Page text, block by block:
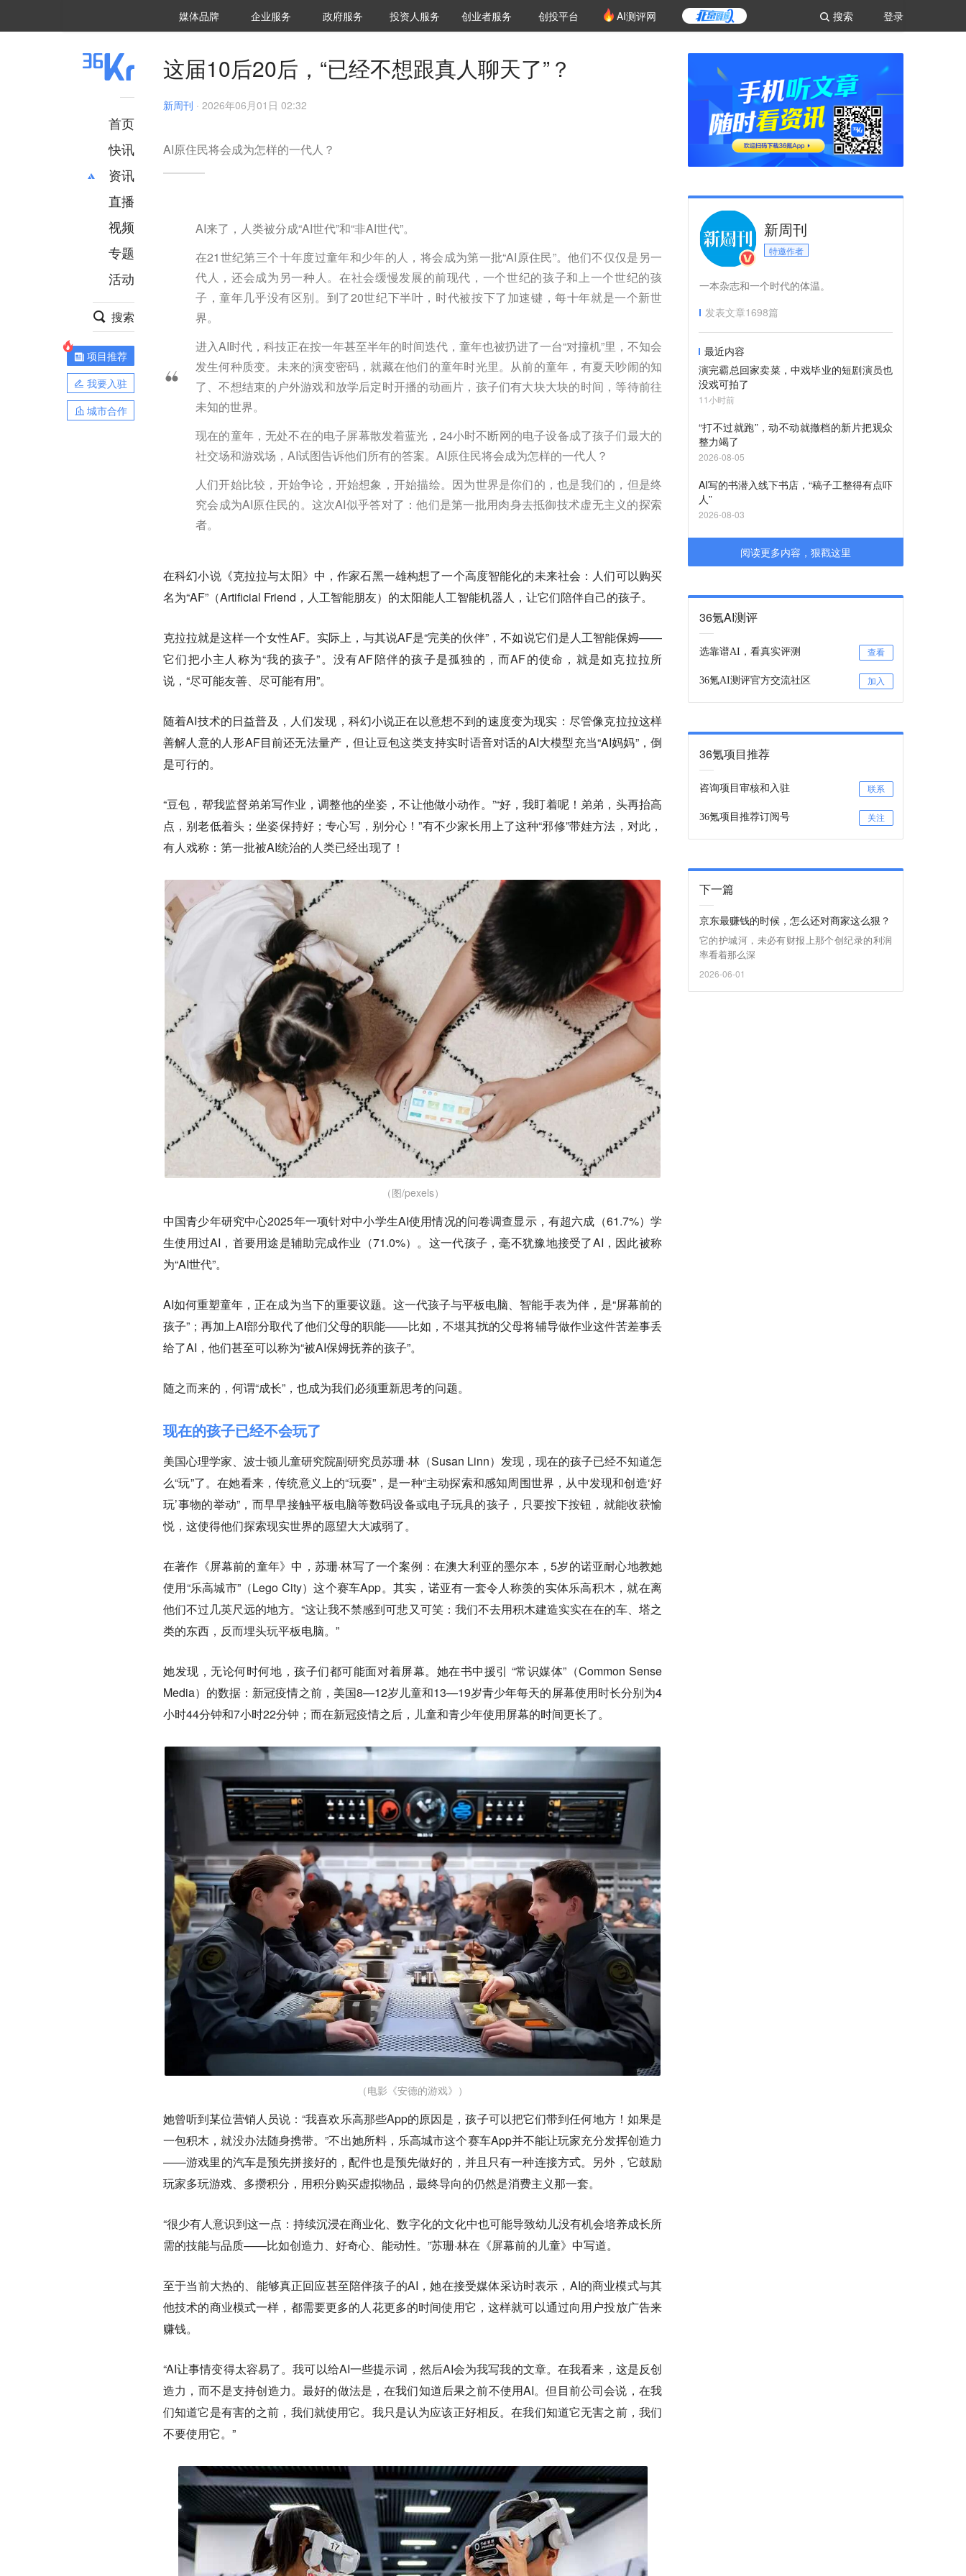
登录
搜索
媒体品牌 36Kr研究院
企业服务 城市之窗
政府服务 VClub投资机构库
投资机构职位推介
投资人服务 创投氪堂
创业者服务 创投平台 AI测评网
首页
快讯
资讯
推荐
财经
项目推荐
安徽
直播
视频
专题
活动
搜索
项目推荐
我要入驻
城市合作
这届10后20后，“已经不想跟真人聊天了”？
新周刊 · 2026年06月01日 02:32
AI原住民将会成为怎样的一代人？
AI来了，人类被分成“AI世代”和“非AI世代”。
在21世纪第三个十年度过童年和少年的人，将会成为第一批“AI原住民”。他们不仅仅是另一
代人，还会成为另一种人。在社会缓慢发展的前现代，一个世纪的孩子和上一个世纪的孩
子，童年几乎没有区别。到了20世纪下半叶，时代被按下了加速键，每十年就是一个新世
界。
进入AI时代，科技正在按一年甚至半年的时间迭代，童年也被扔进了一台“对撞机”里，不知会
发生何种质变。未来的演变密码，就藏在他们的童年时光里。从前的童年，有夏天吵闹的知
了、不想结束的户外游戏和放学后定时开播的动画片，孩子们有大块大块的时间，等待前往
未知的世界。
现在的童年，无处不在的电子屏幕散发着蓝光，24小时不断网的电子设备成了孩子们最大的
社交场和游戏场，AI试图告诉他们所有的答案。AI原住民将会成为怎样的一代人？
人们开始比较，开始争论，开始想象，开始描绘。因为世界是你们的，也是我们的，但是终
究会成为AI原住民的。这次AI似乎答对了：他们是第一批用肉身去抵御技术虚无主义的探索
者。
在科幻小说《克拉拉与太阳》中，作家石黑一雄构想了一个高度智能化的未来社会：人们可以购买
名为“AF”（Artificial Friend，人工智能朋友）的太阳能人工智能机器人，让它们陪伴自己的孩子。
克拉拉就是这样一个女性AF。实际上，与其说AF是“完美的伙伴”，不如说它们是人工智能保姆——
它们把小主人称为“我的孩子”。没有AF陪伴的孩子是孤独的，而AF的使命，就是如克拉拉所
说，“尽可能友善、尽可能有用”。
随着AI技术的日益普及，人们发现，科幻小说正在以意想不到的速度变为现实：尽管像克拉拉这样
善解人意的人形AF目前还无法量产，但让豆包这类支持实时语音对话的AI大模型充当“AI妈妈”，倒
是可行的。
“豆包，帮我监督弟弟写作业，调整他的坐姿，不让他做小动作。”“好，我盯着呢！弟弟，头再抬高
点，别老低着头；坐姿保持好；专心写，别分心！”有不少家长用上了这种“邪修”带娃方法，对此，
有人戏称：第一批被AI统治的人类已经出现了！
（图/pexels）
中国青少年研究中心2025年一项针对中小学生AI使用情况的问卷调查显示，有超六成（61.7%）学
生使用过AI，首要用途是辅助完成作业（71.0%）。这一代孩子，毫不犹豫地接受了AI，因此被称
为“AI世代”。
AI如何重塑童年，正在成为当下的重要议题。这一代孩子与平板电脑、智能手表为伴，是“屏幕前的
孩子”；再加上AI部分取代了他们父母的职能——比如，不堪其扰的父母将辅导做作业这件苦差事丢
给了AI，他们甚至可以称为“被AI保姆抚养的孩子”。
随之而来的，何谓“成长”，也成为我们必须重新思考的问题。
现在的孩子已经不会玩了
美国心理学家、波士顿儿童研究院副研究员苏珊·林（Susan Linn）发现，现在的孩子已经不知道怎
么“玩”了。在她看来，传统意义上的“玩耍”，是一种“主动探索和感知周围世界，从中发现和创造‘好
玩’事物的举动”，而早早接触平板电脑等数码设备或电子玩具的孩子，只要按下按钮，就能收获愉
悦，这使得他们探索现实世界的愿望大大减弱了。
在著作《屏幕前的童年》中，苏珊·林写了一个案例：在澳大利亚的墨尔本，5岁的诺亚耐心地教她
使用“乐高城市”（Lego City）这个赛车App。其实，诺亚有一套令人称羡的实体乐高积木，就在离
他们不过几英尺远的地方。“这让我不禁感到可悲又可笑：我们不去用积木建造实实在在的车、塔之
类的东西，反而埋头玩平板电脑。”
她发现，无论何时何地，孩子们都可能面对着屏幕。她在书中援引 “常识媒体”（Common Sense
Media）的数据：新冠疫情之前，美国8—12岁儿童和13—19岁青少年每天的屏幕使用时长分别为4
小时44分钟和7小时22分钟；而在新冠疫情之后，儿童和青少年使用屏幕的时间更长了。
（电影《安德的游戏》）
她曾听到某位营销人员说：“我喜欢乐高那些App的原因是，孩子可以把它们带到任何地方！如果是
一包积木，就没办法随身携带。”不出她所料，乐高城市这个赛车App并不能让玩家充分发挥创造力
——游戏里的汽车是预先拼接好的，配件也是预先做好的，并且只有一种连接方式。另外，它鼓励
玩家多玩游戏、多攒积分，用积分购买虚拟物品，最终导向的仍然是消费主义那一套。
“很少有人意识到这一点：持续沉浸在商业化、数字化的文化中也可能导致幼儿没有机会培养成长所
需的技能与品质——比如创造力、好奇心、能动性。”苏珊·林在《屏幕前的儿童》中写道。
至于当前大热的、能够真正回应甚至陪伴孩子的AI，她在接受媒体采访时表示，AI的商业模式与其
他技术的商业模式一样，都需要更多的人花更多的时间使用它，这样就可以通过向用户投放广告来
赚钱。
“AI让事情变得太容易了。我可以给AI一些提示词，然后AI会为我写我的文章。在我看来，这是反创
造力，而不是支持创造力。最好的做法是，在我们知道后果之前不使用AI。但目前公司会说，在我
们知道它是有害的之前，我们就使用它。我只是认为应该正好相反。在我们知道它无害之前，我们
不要使用它。”
新周刊
特邀作者
一本杂志和一个时代的体温。
发表文章1698篇
最近内容
演完霸总回家卖菜，中戏毕业的短剧演员也
没戏可拍了
11小时前
“打不过就跑”，动不动就撤档的新片把观众
整力竭了
2026-08-05
AI写的书潜入线下书店，“稿子工整得有点吓
人”
2026-08-03
阅读更多内容，狠戳这里
36氪AI测评
选靠谱AI，看真实评测 查看
36氪AI测评官方交流社区 加入
36氪项目推荐
咨询项目审核和入驻 联系
36氪项目推荐订阅号 关注
下一篇
京东最赚钱的时候，怎么还对商家这么狠？
它的护城河，未必有财报上那个创纪录的利润
率看着那么深
2026-06-01